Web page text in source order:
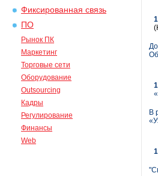
Фиксированная связь
ПО
Рынок ПК
Маркетинг
Торговые сети
Оборудование
Outsourcing
Кадры
Регулирование
Финансы
Web
В